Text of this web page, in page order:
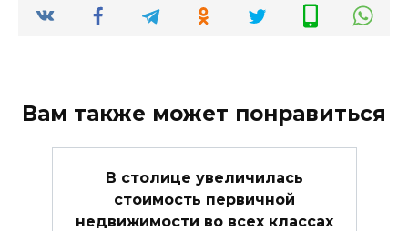
Вам также может понравиться
В столице увеличилась
стоимость первичной
недвижимости во всех классах